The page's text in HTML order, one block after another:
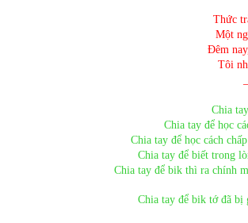
Thức
Một
Đêm
Tôi
Chia
Chia tay để học
Chia tay để học cách
Chia tay để biết trong
Chia tay để bik thì ra chính
Chia tay để bik tớ đã bị